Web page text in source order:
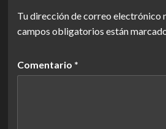
Tu dirección de correo electrónico
campos obligatorios están
Comentario *